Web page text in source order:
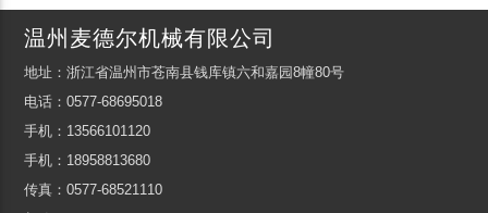
温州麦德尔机械有限公司
地址：浙江省温州市苍南县钱库镇六和嘉园8幢80号
电话：0577-68695018
手机：13566101120
手机：18958813680
传真：0577-68521110